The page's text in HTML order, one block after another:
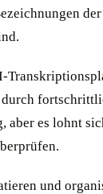
durch
aber es lohnt
und